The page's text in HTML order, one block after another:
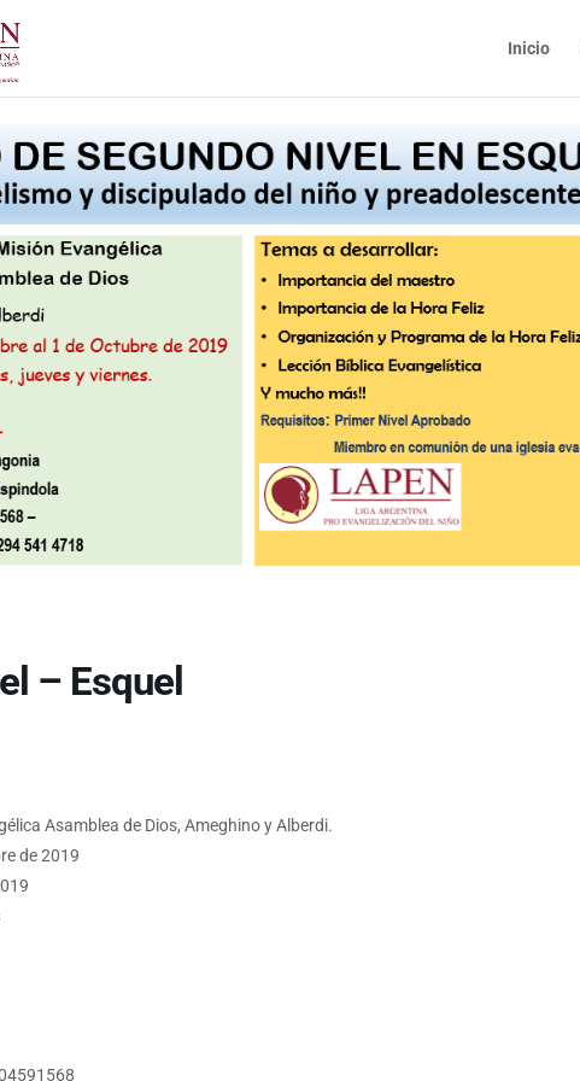
Inicio
– Esquel
Asamblea de Dios, Ameghino y Alberdi.
de 2019